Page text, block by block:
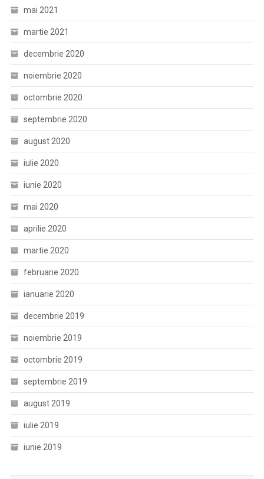
mai 2021
martie 2021
decembrie 2020
noiembrie 2020
octombrie 2020
septembrie 2020
august 2020
iulie 2020
iunie 2020
mai 2020
aprilie 2020
martie 2020
februarie 2020
ianuarie 2020
decembrie 2019
noiembrie 2019
octombrie 2019
septembrie 2019
august 2019
iulie 2019
iunie 2019